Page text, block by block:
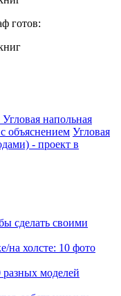
готов:
Угловая напольная
объяснением Угловая
- проект в
сделать своими
на холсте: 10 фото
моделей